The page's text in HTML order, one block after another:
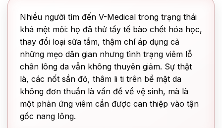
Nhiều người tìm đến V-Medical trong trạng thái
khá mệt mỏi: họ đã thử tẩy tế bào chết hóa học,
thay đổi loại sữa tắm, thậm chí áp dụng cả
những mẹo dân gian nhưng tình trạng viêm lỗ
chân lông da vẫn không thuyên giảm. Sự thật
là, các nốt sần đỏ, thâm li ti trên bề mặt da
không đơn thuần là vấn đề về vệ sinh, mà là
một phản ứng viêm cần được can thiệp vào tận
gốc nang lông.